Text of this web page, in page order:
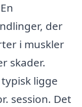
der
i muskler
skader.
ligge
session. Det